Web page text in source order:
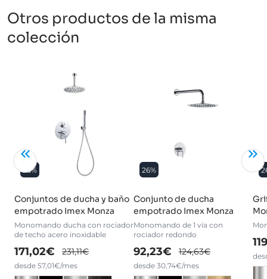
Otros productos de la misma
colección
26%
Conjuntos de ducha y baño
empotrado Imex Monza
Monomando ducha con rociador
de techo acero inoxidable
171,02€ 231,11€
desde 57,01€/mes
26%
Conjunto de ducha
empotrado Imex Monza
Monomando de 1 vía con
rociador redondo
92,23€ 124,63€
desde 30,74€/mes